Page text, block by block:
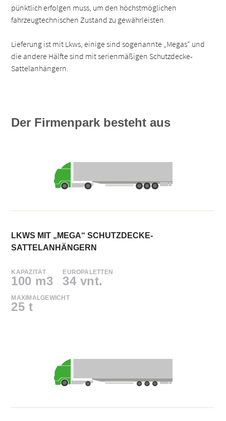
pünktlich erfolgen muss, um den höchstmöglichen
fahrzeugtechnischen Zustand zu gewährleisten.
Lieferung ist mit Lkws, einige sind sogenannte „Megas“ und
die andere Hälfte sind mit serienmäßigen Schutzdecke-
Sattelanhängern.
Der Firmenpark besteht aus
LKWS MIT „MEGA“ SCHUTZDECKE-
SATTELANHÄNGERN
KAPAZITÄT
100 m3
EUROPALETTEN
34 vnt.
MAXIMALGEWICHT
25 t